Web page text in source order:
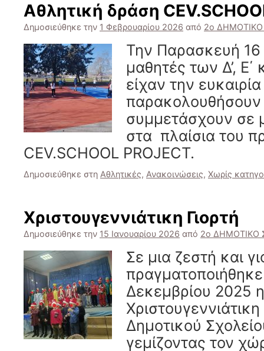
Αθλητική δράση
Δημοσιεύθηκε την 1 Φεβρουαρίου 2026 από 2ο
Την Παρασκευή 16
μαθητές των Δ’, Ε΄
είχαν την
παρακολουθήσουν
συμμετάσχουν σε
στα πλαίσια του
CEV.SCHOΟL PROJECT.
Δημοσιεύθηκε στη Αθλητικές, Ανακοινώσεις, Χωρίς
Χριστουγεννιάτικη Γιορτή
Δημοσιεύθηκε την 15 Ιανουαρίου 2026 από 2ο ΔΗΜΟΤΙΚΟ
Σε μια ζεστή και
Δεκεμβρίου 2025 η
Δημοτικού
γεμίζοντας τον